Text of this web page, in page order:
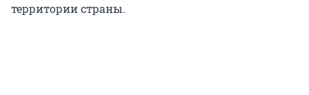
территории страны.